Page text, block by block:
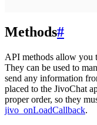
Methods#
API methods allow you
They can be used to
send any information
placed to the JivoChat
proper order, so they
jivo_onLoadCallback.